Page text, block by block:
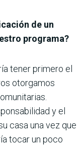
de un
programa?
tener primero el
otorgamos
y el
casa una vez que
tocar un poco